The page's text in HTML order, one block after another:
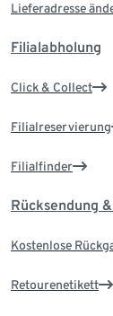
Lieferadresse
Filialabholung
Click & Collect
Filialreservierung
Filialfinder
Rücksendung
Kostenlose
Retourenetikett